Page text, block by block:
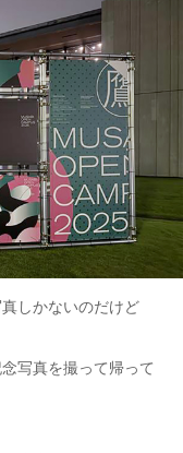
しかないのだけど
写真を撮って帰って